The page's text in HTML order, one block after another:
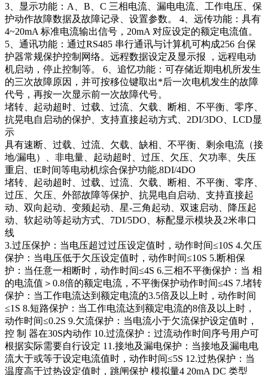
3、显示功能：A、B、C 三相电流、漏电电流、工作电压、保
护动作故障数据及故障记录、设置参数。 4、远传功能：具有
4~20mA 标准电流输出信号，20mA 对应设定的额定电流值。
5、通讯功能：通过RS485 串行通讯与计算机可构成256 台保
护器常规保护控制网络。远程数据设定及显示报 ，远程电动
机启动，停止控制等。 6、追忆功能：可存储近期电机所发生
的三次故障原因，并可按移位键取出*后一次电机发生的故障
代号，再按一次显示前一次故障代号。
堵转、起动超时、过载、过流、欠载、断相、不平衡、零序、
抗晃电自启动的保护、支持直接起动方式、2DI/3DO、LCD显
示
具有速断、过载、过流、欠载、缺相、不平衡、剩余电流（接
地/漏电）、非电量、起动超时、过压、欠压、欠功率、失压
重启、tE时间等电动机综合保护功能,8DI/4DO
堵转、起动超时、过载、过流、欠载、断相、不平衡、零序、
过压、欠压、外部故障等保护、抗晃电自启动、支持直接起
动、双向起动、变频起动、星-三角起动、双速启动、降压起
动、软起动等起动方式、7DI/5DO、标配显示模块及2米串口
线
3.过压保护：当电压超过过压设定值时，动作时间≤10S 4.欠压
保护：当电压低于欠压设定值时，动作时间≤10S 5.断相保
护：当任意一相断时，动作时间≤4S 6.三相不平衡保护：当 相
的电流值＞0.8倍的额定电流，不平衡保护动作时间≤4S 7.堵转
保护：当工作电流达到额定电流的3.5倍及以上时，动作时间
≤1S 8.短路保护：当工作电流达到额定电流的8倍及以上时，
动作时间≤0.2S 9.欠流保护：当电流小于欠流保护设定值时，
控 制 器在30S内动作 10.过流保护：过流动作时间序号用户可
根据实际需要自行设定 11.接地及漏电保护：当接地及漏电电
流大于或等于设定电流值时，动作时间≤5S 12.过热保护：当
温度高于过热设定值时，跳闸保护 模拟量4 20mA DC 类型